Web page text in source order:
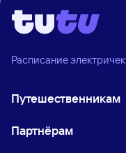
Расписание электричек
Путешественникам
Партнёрам